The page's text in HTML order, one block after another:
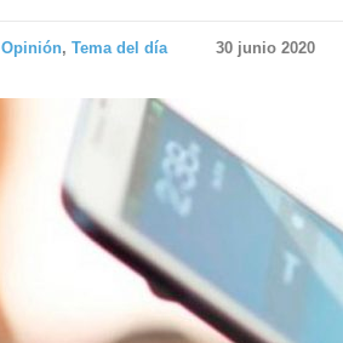
Opinión, Tema del día 30 junio 2020